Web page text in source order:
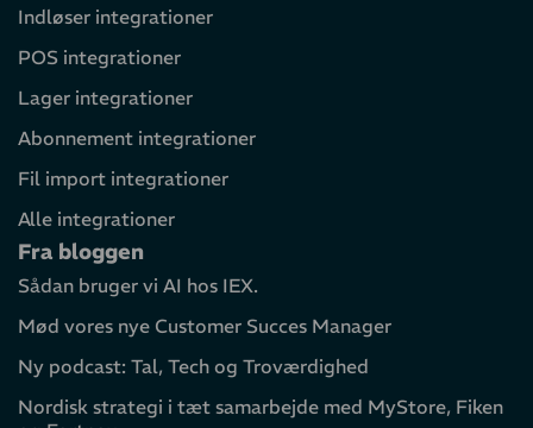
Indløser integrationer
POS integrationer
Lager integrationer
Abonnement integrationer
Fil import integrationer
Alle integrationer
Fra bloggen
Sådan bruger vi AI hos IEX.
Mød vores nye Customer Succes Manager
Ny podcast: Tal, Tech og Troværdighed
Nordisk strategi i tæt samarbejde med MyStore, Fiken